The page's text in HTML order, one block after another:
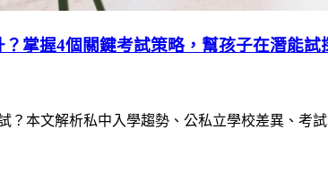
掌握4個關鍵考試策略，幫孩子在潛能試
本文解析私中入學趨勢、公私立學校差異、考